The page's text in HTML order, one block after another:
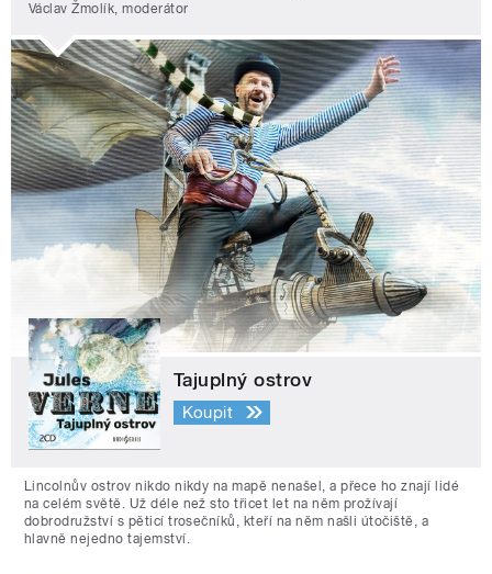
Václav Žmolík, moderátor
Tajuplný ostrov
Koupit
Lincolnův ostrov nikdo nikdy na mapě nenašel, a přece ho znají lidé
na celém světě. Už déle než sto třicet let na něm prožívají
dobrodružství s pěticí trosečníků, kteří na něm našli útočiště, a
hlavně nejedno tajemství.